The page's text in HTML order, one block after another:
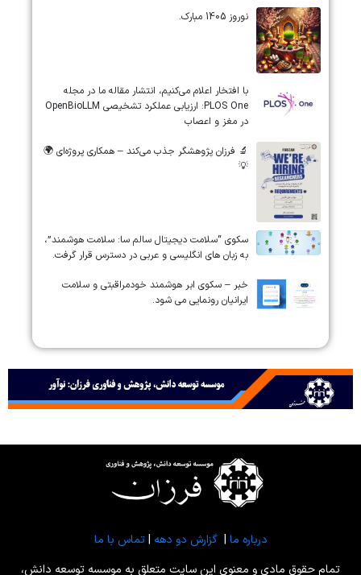
نوروز 1405 مبارک.
‏‏‏با افتخار اعلام می‌کنیم، انتشار مقاله ما در مجله
‎PLOS One‎: ارزیابی عملکرد تشخیصی ‎OpenBioLLM‎
در مغز و اعصاب
🔬 فرزان پژوهشگر جذب می‌کند – همکاری پروژه‌ای 🌍
💡
سکوی “سلامت دیجیتال سالم سا: سلامت هوشمند”،
به زبان های انگلیسی و عربی در دسترس قرار گرفت.
خبر – سکوی ابر هوشمند خودمراقبتی و سلامت
ایرانیان رونمایی می شود.
درباره ما |گزارش دو دهه |تماس با ما
تمام حقوق مادی و معنوی این سایت متعلق به موسسه توسعه دانش،